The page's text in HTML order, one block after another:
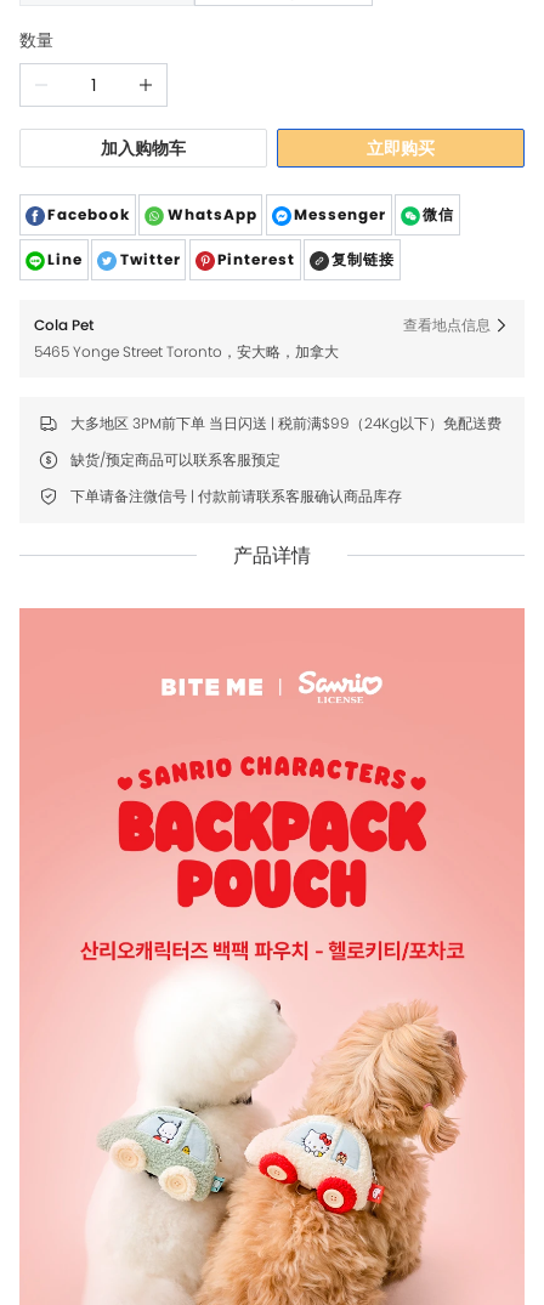
数量
加入购物车 立即购买
Facebook WhatsApp Messenger 微信
Line Twitter Pinterest 复制链接
Cola Pet
5465 Yonge Street Toronto，安大略，加拿大
查看地点信息
大多地区 3PM前下单 当日闪送 | 税前满$99（24Kg以下）免配送费
缺货/预定商品可以联系客服预定
下单请备注微信号 | 付款前请联系客服确认商品库存
产品详情